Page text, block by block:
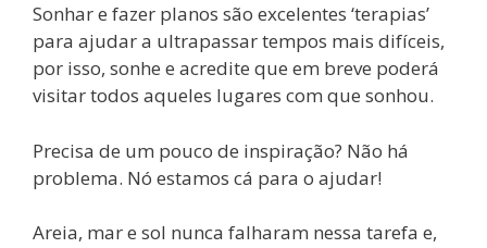
Sonhar e fazer planos são excelentes ‘terapias’
para ajudar a ultrapassar tempos mais difíceis,
por isso, sonhe e acredite que em breve poderá
visitar todos aqueles lugares com que sonhou.
Precisa de um pouco de inspiração? Não há
problema. Nó estamos cá para o ajudar!
Areia, mar e sol nunca falharam nessa tarefa e,